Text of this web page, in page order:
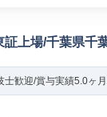
証上場/千葉県千
士歓迎/賞与実績5.0ヶ